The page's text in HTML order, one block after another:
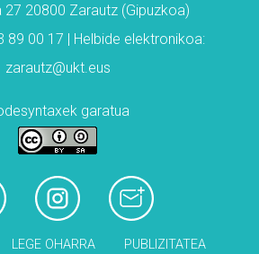
27 20800 Zarautz (Gipuzkoa)
89 00 17 | Helbide elektronikoa:
zarautz@ukt.eus
garatua
LEGE OHARRA PUBLIZITATEA